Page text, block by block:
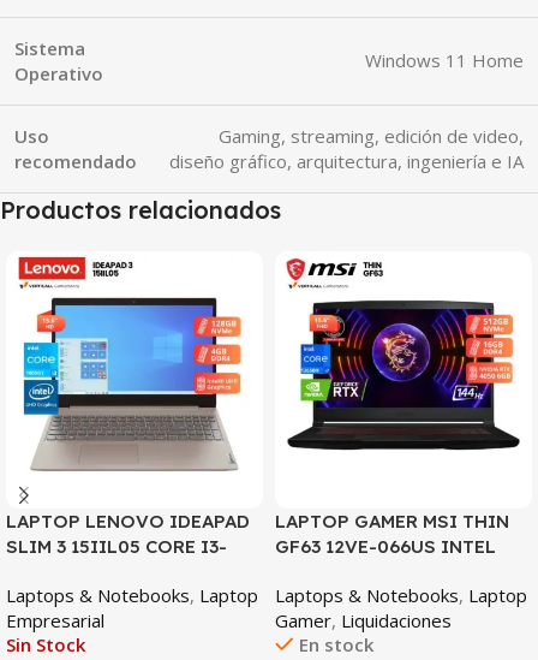
Sistema
Operativo
Windows 11 Home
Uso
recomendado
Gaming, streaming, edición de video,
diseño gráfico, arquitectura, ingeniería e IA
Productos relacionados
LAPTOP LENOVO IDEAPAD
SLIM 3 15IIL05 CORE I3-
SSD, 15.6″ HD
Laptops & Notebooks, Laptop
Empresarial
Sin Stock
SALE
LAPTOP GAMER MSI THIN
GF63 12VE-066US INTEL
512GB SSD NVIDIA
GEFORCE RTX 4050 6GB
15.6″ FHD 144HZ WINDOWS
Laptops & Notebooks, Laptop
Gamer, Liquidaciones
En stock